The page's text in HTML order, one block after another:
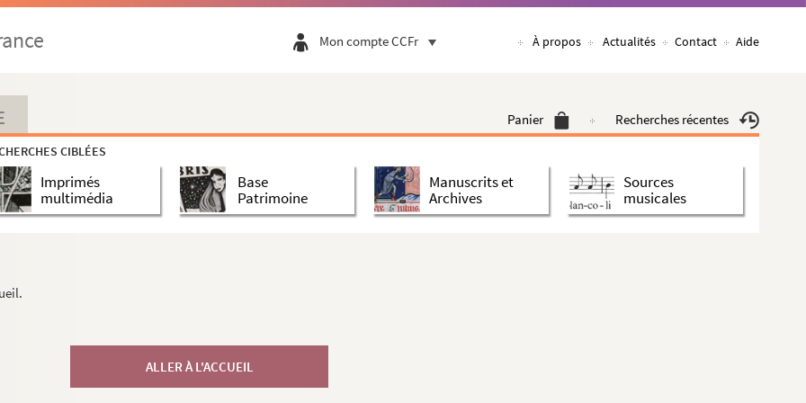
Mon compte CCFr À propos Actualités Contact Aide
Panier Recherches récentes
CIBLÉES
Imprimés
multimédia
Base
Patrimoine
Manuscrits et
Archives
Sources
musicales
ALLER À L'ACCUEIL